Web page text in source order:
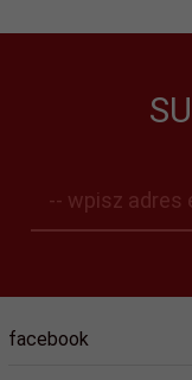
-- wpisz adres
facebook